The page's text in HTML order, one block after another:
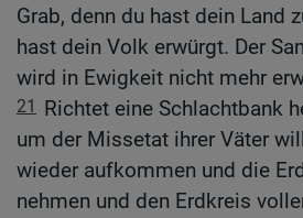
Grab, denn du hast dein Land
hast dein Volk erwürgt. Der
wird in Ewigkeit nicht mehr
21
Richtet eine Schlachtbank
um der Missetat ihrer Väter
wieder aufkommen und die
nehmen und den Erdkreis